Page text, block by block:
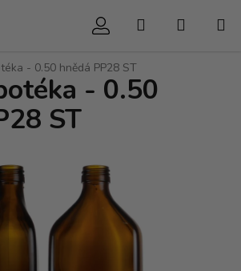
Hledat
- 0.50 hnědá PP28 ST
- 0.50
ST